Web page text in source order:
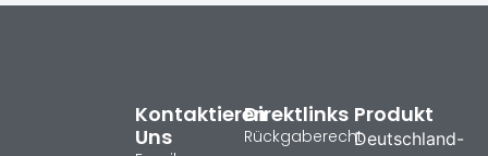
Produkt
Deutschland-
Direktlinks
Rückgaberecht
Kontaktieren
Uns